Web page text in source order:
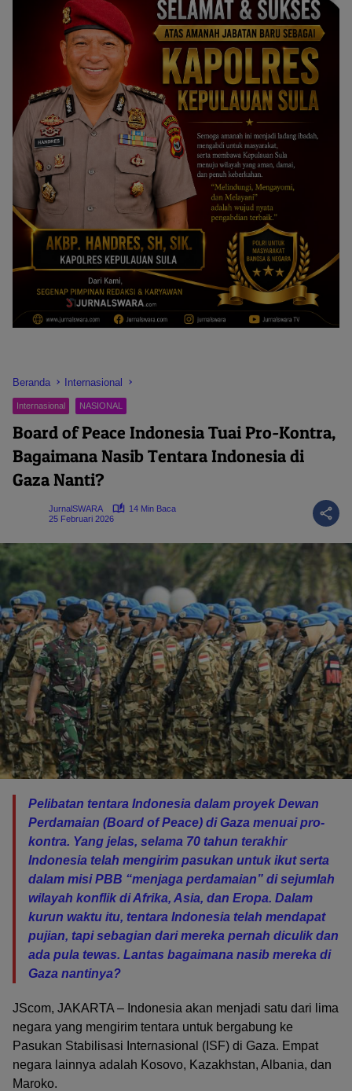
Beranda Internasional
Internasional NASIONAL
Board of Peace Indonesia Tuai Pro-Kontra,
Bagaimana Nasib Tentara Indonesia di
Gaza Nanti?
JurnalSWARA
14 Min Baca
25 Februari 2026
Pelibatan tentara Indonesia dalam proyek Dewan
Perdamaian (Board of Peace) di Gaza menuai pro-
kontra. Yang jelas, selama 70 tahun terakhir
Indonesia telah mengirim pasukan untuk ikut serta
dalam misi PBB “menjaga perdamaian” di sejumlah
wilayah konflik di Afrika, Asia, dan Eropa. Dalam
kurun waktu itu, tentara Indonesia telah mendapat
pujian, tapi sebagian dari mereka pernah diculik dan
ada pula tewas. Lantas bagaimana nasib mereka di
Gaza nantinya?
JScom, JAKARTA – Indonesia akan menjadi satu dari lima
negara yang mengirim tentara untuk bergabung ke
Pasukan Stabilisasi Internasional (ISF) di Gaza. Empat
negara lainnya adalah Kosovo, Kazakhstan, Albania, dan
Maroko.